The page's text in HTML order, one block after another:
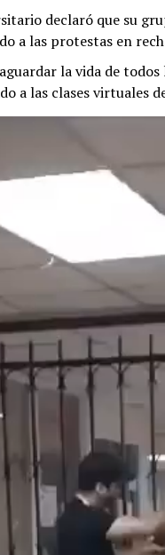
declaró que su
a las protestas en
la vida de
a las clases virtuales